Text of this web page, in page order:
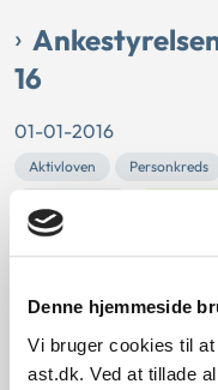
Denne hjemmeside
Vi bruger cookies til
ast.dk. Ved at tillade
16
01-01-2016
Aktivloven Personkreds
En borger, som har
forsørgerbyrde, kan
Det er en beting...